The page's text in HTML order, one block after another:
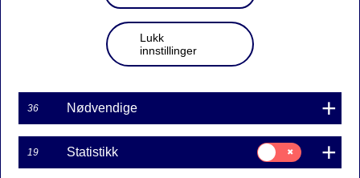
Lukk
innstillinger
36 Nødvendige
19 Statistikk
Samtykke
til:
Statistikk